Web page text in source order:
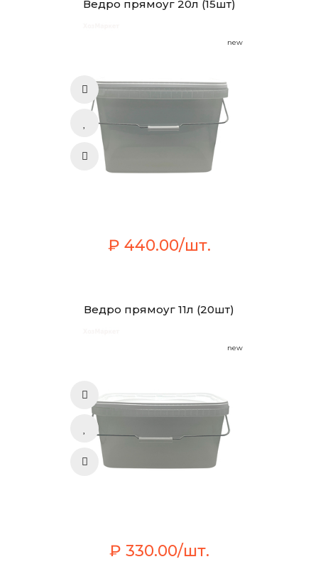
Ведро прямоуг 20л (15шт)
new
₽ 440.00/шт.
Ведро прямоуг 11л (20шт)
new
₽ 330.00/шт.